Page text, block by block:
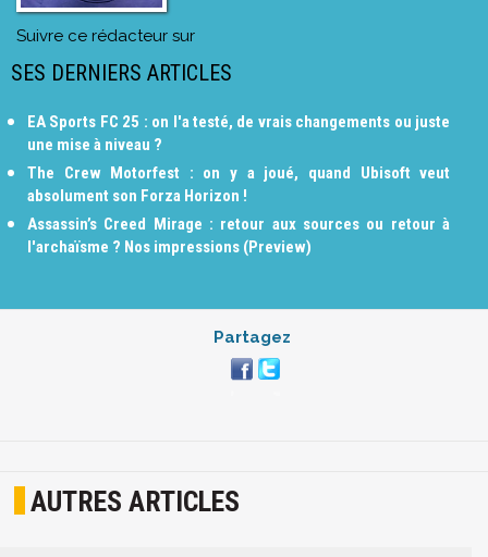
Suivre ce rédacteur sur
SES DERNIERS ARTICLES
EA Sports FC 25 : on l'a testé, de vrais changements ou juste
une mise à niveau ?
The Crew Motorfest : on y a joué, quand Ubisoft veut
absolument son Forza Horizon !
Assassin’s Creed Mirage : retour aux sources ou retour à
l'archaïsme ? Nos impressions (Preview)
Partagez
AUTRES ARTICLES